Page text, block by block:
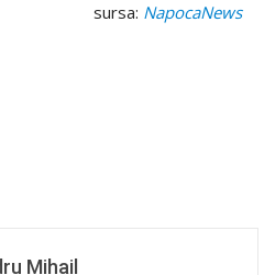
sursa: NapocaNews
Mihail